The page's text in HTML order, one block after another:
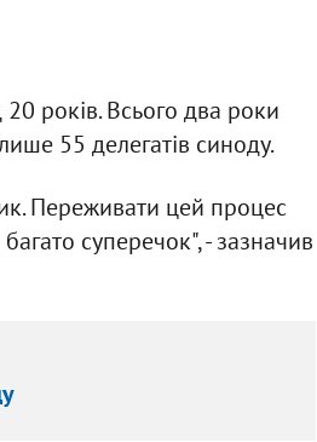
років. Всього два роки
55 делегатів синоду.
Переживати цей процес
суперечок", - зазначив